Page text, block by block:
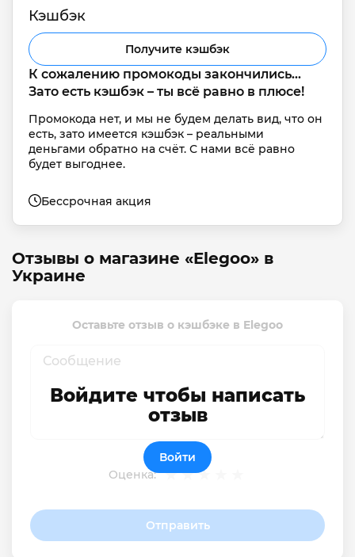
Кэшбэк
Получите кэшбэк
К сожалению промокоды закончились...
Зато есть кэшбэк – ты всё равно в плюсе!
Промокода нет, и мы не будем делать вид, что он
есть, зато имеется кэшбэк – реальными
деньгами обратно на счёт. С нами всё равно
будет выгоднее.
Бессрочная акция
Отзывы о магазине «Elegoo» в
Украине
Оставьте отзыв о кэшбэке в Elegoo
Оценка:
Отправить
Войдите чтобы написать
отзыв
Войти